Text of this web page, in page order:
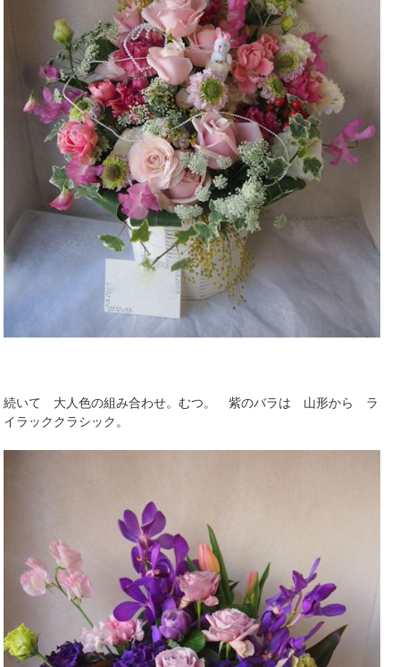
続いて 大人色の組み合わせ。むつ。 紫のバラは 山形から ラ
イラッククラシック。